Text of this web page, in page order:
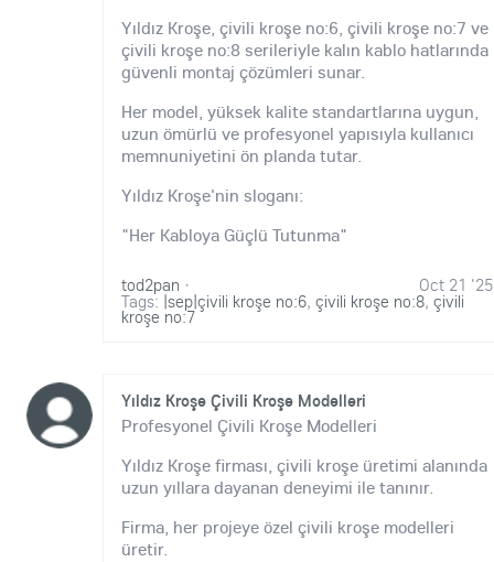
Yıldız Kroşe, çivili kroşe no:6, çivili kroşe no:7 ve
çivili kroşe no:8 serileriyle kalın kablo hatlarında
güvenli montaj çözümleri sunar.
Her model, yüksek kalite standartlarına uygun,
uzun ömürlü ve profesyonel yapısıyla kullanıcı
memnuniyetini ön planda tutar.
Yıldız Kroşe'nin sloganı:
"Her Kabloya Güçlü Tutunma"
tod2pan Oct 21 '25
·
Tags: |sep|çivili kroşe no:6, çivili kroşe no:8, çivili
kroşe no:7
Yıldız Kroşe Çivili Kroşe Modelleri
Profesyonel Çivili Kroşe Modelleri
Yıldız Kroşe firması, çivili kroşe üretimi alanında
uzun yıllara dayanan deneyimi ile tanınır.
Firma, her projeye özel çivili kroşe modelleri
üretir.